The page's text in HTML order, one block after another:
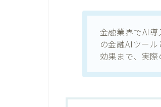
金融業界でAI
の金融AIツー
効果まで、実際